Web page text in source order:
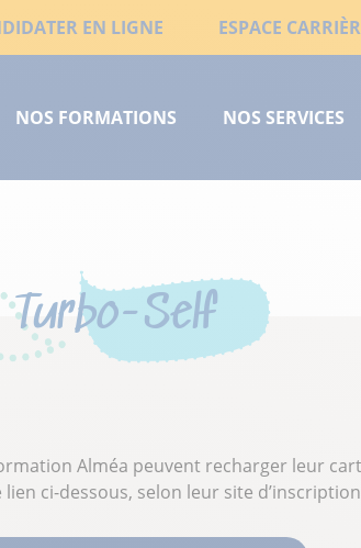
EN LIGNE ESPACE
principal
court
NOS FORMATIONS NOS SERVICES
Turbo-Self
Alméa peuvent recharger leur
lien ci-dessous, selon leur site